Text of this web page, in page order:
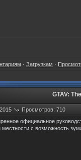
· Загрузкам ·
GTAV:
Просмотров: 710
официальное
местности с возможность